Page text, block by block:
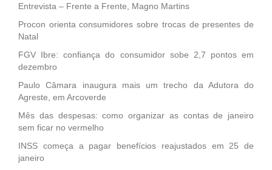
Entrevista – Frente a Frente, Magno Martins
Procon orienta consumidores sobre trocas de presentes de
Natal
FGV Ibre: confiança do consumidor sobe 2,7 pontos em
dezembro
Paulo Câmara inaugura mais um trecho da Adutora do
Agreste, em Arcoverde
Mês das despesas: como organizar as contas de janeiro
sem ficar no vermelho
INSS começa a pagar benefícios reajustados em 25 de
janeiro